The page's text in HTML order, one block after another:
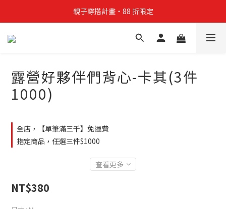
親子穿搭計畫・88 折限定
親子穿搭計畫・88 折限定
貼身補貨計畫  任選 6 件 $888
親子穿搭計畫・88 折限定
露營好夥伴們背心-卡其(3件
1000)
全店，【單筆滿三千】免運費
指定商品，任選三件$1000
查看更多
NT$380